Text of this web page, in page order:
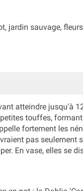
jardin sauvage,
atteindre jusqu'à
touffes,
fortement les
pas seulement
En vase, elles se